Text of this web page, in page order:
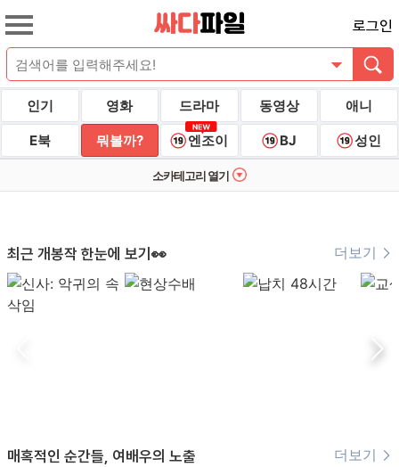
로그인
인기 영화 드라마 동영상 애니
E북 뭐볼까? 엔조이 BJ 성인
소카테고리 열기
최근 개봉작 한눈에 보기👀 더보기
매혹적인 순간들, 여배우의 노출 더보기